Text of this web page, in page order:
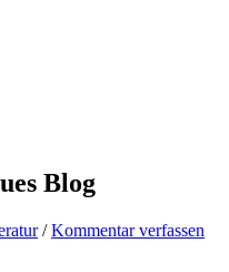
Blog
/Kommentar verfassen